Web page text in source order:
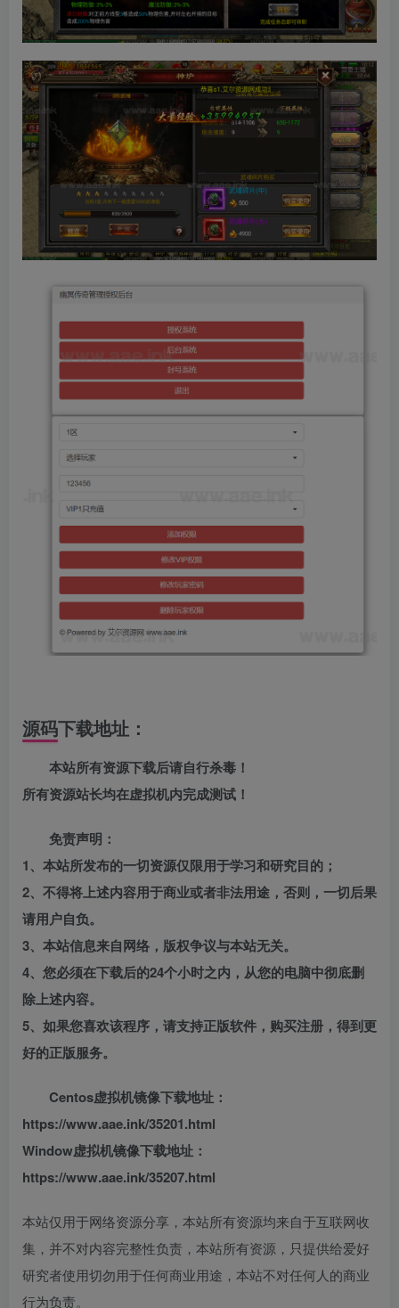
源码下载地址：
本站所有资源下载后请自行杀毒！
所有资源站长均在虚拟机内完成测试！
免责声明：
1、本站所发布的一切资源仅限用于学习和研究目的；
2、不得将上述内容用于商业或者非法用途，否则，一切后果
请用户自负。
3、本站信息来自网络，版权争议与本站无关。
4、您必须在下载后的24个小时之内，从您的电脑中彻底删
除上述内容。
5、如果您喜欢该程序，请支持正版软件，购买注册，得到更
好的正版服务。
Centos虚拟机镜像下载地址：
https://www.aae.ink/35201.html
Window虚拟机镜像下载地址：
https://www.aae.ink/35207.html
本站仅用于网络资源分享，本站所有资源均来自于互联网收
集，并不对内容完整性负责，本站所有资源，只提供给爱好
研究者使用切勿用于任何商业用途，本站不对任何人的商业
行为负责。